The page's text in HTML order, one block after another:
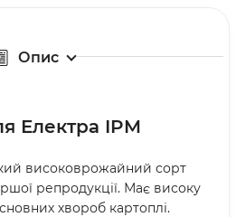
Опис
Електра IPM
високоврожайний сорт
репродукції. Має високу
хвороб картоплі.